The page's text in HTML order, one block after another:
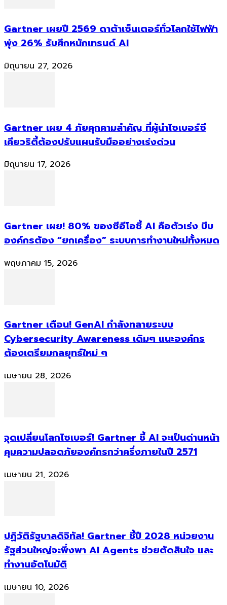
Gartner เผยปี 2569 ดาต้าเซ็นเตอร์ทั่วโลกใช้ไฟฟ้า
พุ่ง 26% รับศึกหนักเทรนด์ AI
มิถุนายน 27, 2026
Gartner เผย 4 ภัยคุกคามสำคัญ ที่ผู้นำไซเบอร์ซี
เคียวริตี้ต้องปรับแผนรับมืออย่างเร่งด่วน
มิถุนายน 17, 2026
Gartner เผย! 80% ของซีอีโอชี้ AI คือตัวเร่ง บีบ
องค์กรต้อง “ยกเครื่อง” ระบบการทำงานใหม่ทั้งหมด
พฤษภาคม 15, 2026
Gartner เตือน! GenAI กำลังทลายระบบ
Cybersecurity Awareness เดิมๆ แนะองค์กร
ต้องเตรียมกลยุทธ์ใหม่ ๆ
เมษายน 28, 2026
จุดเปลี่ยนโลกไซเบอร์! Gartner ชี้ AI จะเป็นด่านหน้า
คุมความปลอดภัยองค์กรกว่าครึ่งภายในปี 2571
เมษายน 21, 2026
ปฏิวัติรัฐบาลดิจิทัล! Gartner ชี้ปี 2028 หน่วยงาน
รัฐส่วนใหญ่จะพึ่งพา AI Agents ช่วยตัดสินใจ และ
ทำงานอัตโนมัติ
เมษายน 10, 2026